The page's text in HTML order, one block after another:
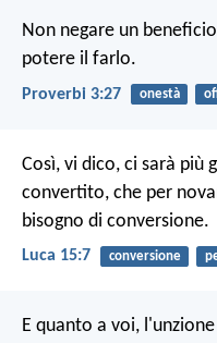
Non negare un
potere il farlo.
Proverbi 3:27 onestà
Così, vi dico, ci sarà più
convertito, che per
bisogno di conversione.
Luca 15:7 conversione
E quanto a voi,